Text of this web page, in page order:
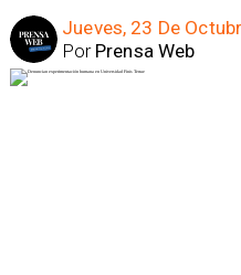
Jueves, 23 De
Prensa Web
Por